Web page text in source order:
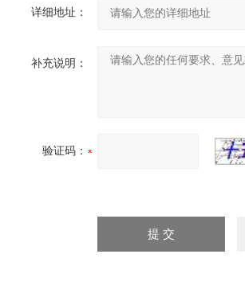
详细地址：
补充说明：
验证码：